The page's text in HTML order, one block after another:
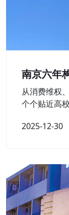
南京六年
从消费维权
个个贴近高
进高校”活动
2025-12-30